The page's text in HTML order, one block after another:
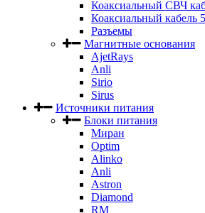
Коаксиальный СВЧ
Коаксиальный кабель
Разъемы
Магнитные основания
AjetRays
Anli
Sirio
Sirus
Источники питания
Блоки питания
Миран
Optim
Alinko
Anli
Astron
Diamond
RM